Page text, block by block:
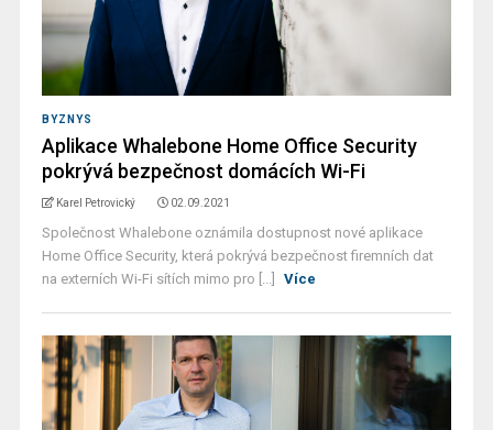
BYZNYS
Aplikace Whalebone Home Office Security
pokrývá bezpečnost domácích Wi-Fi
Karel Petrovický 02.09.2021
Společnost Whalebone oznámila dostupnost nové aplikace
Home Office Security, která pokrývá bezpečnost firemních dat
na externích Wi-Fi sítích mimo pro [...]
Více